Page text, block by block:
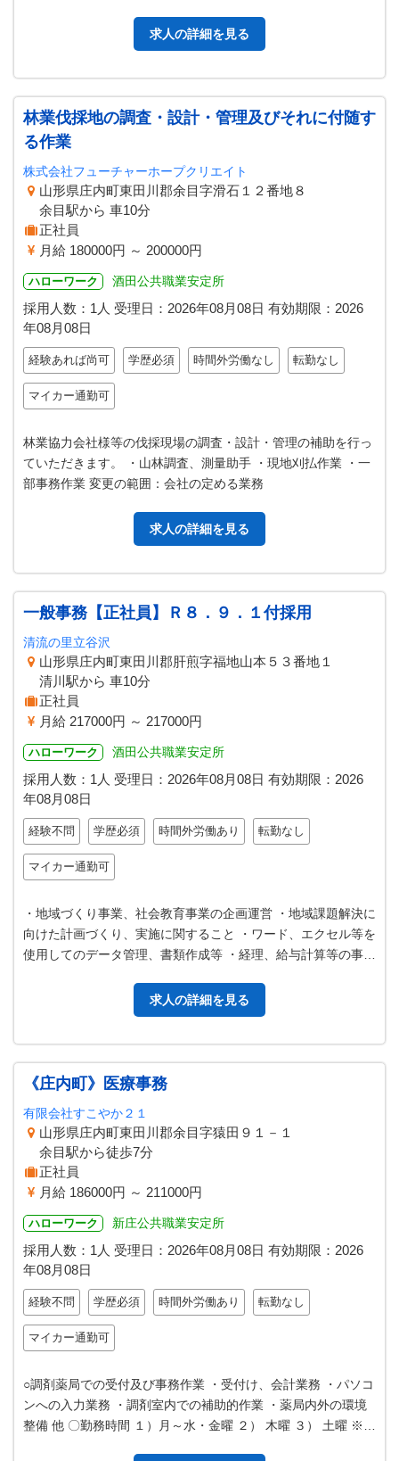
求人の詳細を見る
林業伐採地の調査・設計・管理及びそれに付随す
る作業
株式会社フューチャーホープクリエイト
山形県庄内町東田川郡余目字滑石１２番地８
余目駅から 車10分
正社員
月給 180000円 ～ 200000円
ハローワーク 酒田公共職業安定所
採用人数：1人 受理日： 2026年08月08日 有効期限： 2026
年08月08日
経験あれば尚可 学歴必須 時間外労働なし 転勤なし
マイカー通勤可
林業協力会社様等の伐採現場の調査・設計・管理の補助を行っ
ていただきます。 ・山林調査、測量助手 ・現地刈払作業 ・一
部事務作業 変更の範囲：会社の定める業務
求人の詳細を見る
一般事務【正社員】Ｒ８．９．１付採用
清流の里立谷沢
山形県庄内町東田川郡肝煎字福地山本５３番地１
清川駅から 車10分
正社員
月給 217000円 ～ 217000円
ハローワーク 酒田公共職業安定所
採用人数：1人 受理日： 2026年08月08日 有効期限： 2026
年08月08日
経験不問 学歴必須 時間外労働あり 転勤なし
マイカー通勤可
・地域づくり事業、社会教育事業の企画運営 ・地域課題解決に
向けた計画づくり、実施に関すること ・ワード、エクセル等を
使用してのデータ管理、書類作成等 ・経理、給与計算等の事務
求人の詳細を見る
《庄内町》医療事務
有限会社すこやか２１
山形県庄内町東田川郡余目字猿田９１－１
余目駅から徒歩7分
正社員
月給 186000円 ～ 211000円
ハローワーク 新庄公共職業安定所
採用人数：1人 受理日： 2026年08月08日 有効期限： 2026
年08月08日
経験不問 学歴必須 時間外労働あり 転勤なし
マイカー通勤可
○調剤薬局での受付及び事務作業 ・受付け、会計業務 ・パソコ
ンへの入力業務 ・調剤室内での補助的作業 ・薬局内外の環境
整備 他 〇勤務時間 １）月～水・金曜 ２） 木曜 ３） 土曜 ※就